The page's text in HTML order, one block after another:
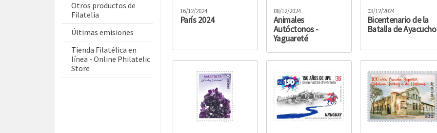
Otros productos de
Filatelia
Últimas emisiones
Tienda Filatélica en
línea - Online Philatelic
Store
16/12/2024
París 2024
08/12/2024
Animales
Autóctonos -
Yaguareté
03/12/2024
Bicentenario de la
Batalla de Ayacucho